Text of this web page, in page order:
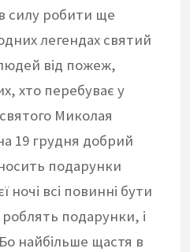
силу робити ще
легендах святий
від пожеж,
хто перебуває у
Миколая
19 грудня добрий
подарунки
ночі всі повинні бути
подарунки, і
найбільше щастя в